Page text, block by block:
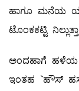
ಹಾಗೂ ಮನೆಯ
ಟೊಂಕಕಟ್ಟಿ
ಅಂದಹಾಗೆ
ಇಂತಹ `ಹೌಸ್‌